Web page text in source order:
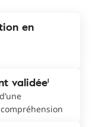
en
validée¹